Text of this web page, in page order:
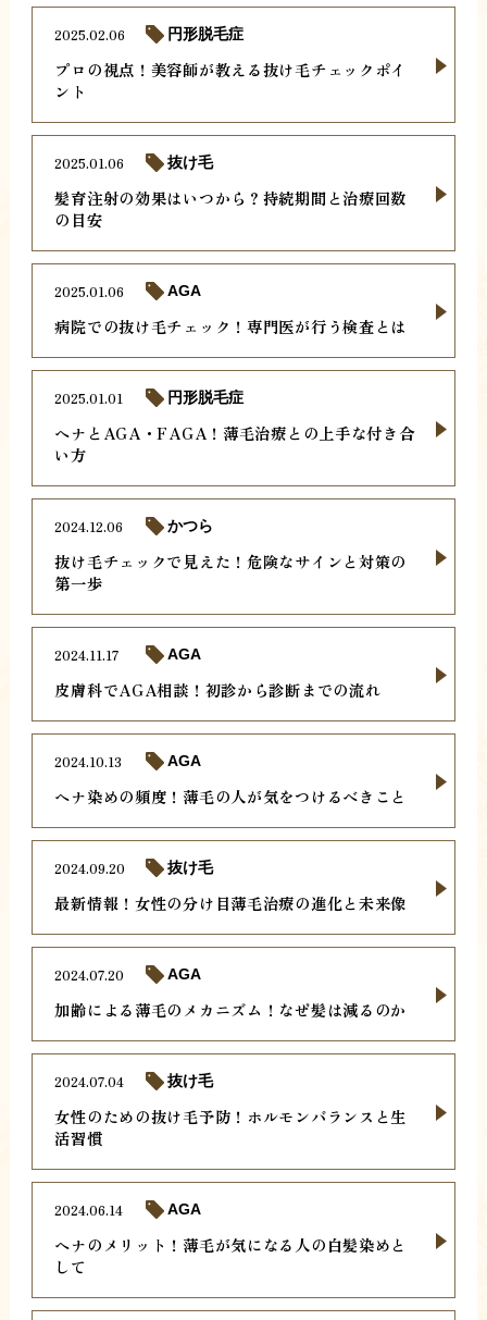
プロの視点！美容師が教える抜け毛チェックポイ
ント
2025.02.06 円形脱毛症
髪育注射の効果はいつから？持続期間と治療回数
の目安
2025.01.06 抜け毛
病院での抜け毛チェック！専門医が行う検査とは
2025.01.06 AGA
ヘナとAGA・FAGA！薄毛治療との上手な付き合
い方
2025.01.01 円形脱毛症
抜け毛チェックで見えた！危険なサインと対策の
第一歩
2024.12.06 かつら
皮膚科でAGA相談！初診から診断までの流れ
2024.11.17 AGA
ヘナ染めの頻度！薄毛の人が気をつけるべきこと
2024.10.13 AGA
最新情報！女性の分け目薄毛治療の進化と未来像
2024.09.20 抜け毛
加齢による薄毛のメカニズム！なぜ髪は減るのか
2024.07.20 AGA
女性のための抜け毛予防！ホルモンバランスと生
活習慣
2024.07.04 抜け毛
ヘナのメリット！薄毛が気になる人の白髪染めと
して
2024.06.14 AGA